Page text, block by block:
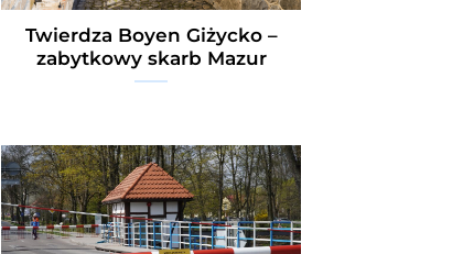
Twierdza Boyen Giżycko –
zabytkowy skarb Mazur